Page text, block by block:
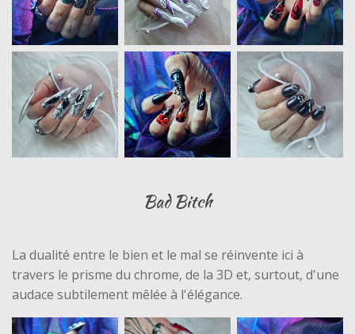
Bad Bitch
La dualité entre le bien et le mal se réinvente ici à
travers le prisme du chrome, de la 3D et, surtout, d'une
audace subtilement mêlée à l'élégance.